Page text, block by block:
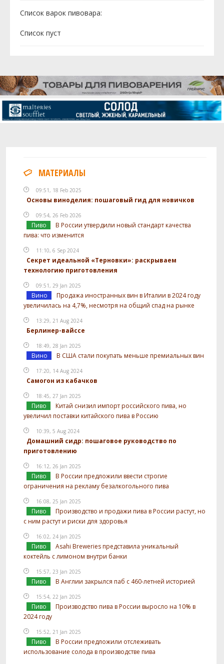
Список варок пивовара:
Cписок пуст
МАТЕРИАЛЫ
09:51, 18 Feb 2025
Основы виноделия: пошаговый гид для новичков
09:54, 26 Feb 2026
Пиво
В России утвердили новый стандарт качества
пива: что изменится
11:10, 6 Sep 2024
Секрет идеальной «Терновки»: раскрываем
технологию приготовления
09:51, 29 Jan 2025
Вино
Продажа иностранных вин в Италии в 2024 году
увеличилась на 4,7%, несмотря на общий спад на рынке
13:29, 21 Aug 2024
Берлинер-вайссе
18:49, 28 Jan 2025
Вино В США стали покупать меньше премиальных вин
17:20, 14 Aug 2024
Самогон из кабачков
18:45, 27 Jan 2025
Пиво
Китай снизил импорт российского пива, но
увеличил поставки китайского пива в Россию
10:39, 5 Aug 2024
Домашний сидр: пошаговое руководство по
приготовлению
16:12, 26 Jan 2025
Пиво
В России предложили ввести строгие
ограничения на рекламу безалкогольного пива
16:08, 25 Jan 2025
Пиво
Производство и продажи пива в России растут, но
с ним растут и риски для здоровья
16:02, 24 Jan 2025
Пиво
Asahi Breweries представила уникальный
коктейль с лимоном внутри банки
15:57, 23 Jan 2025
Пиво В Англии закрылся паб с 460-летней историей
15:54, 22 Jan 2025
Пиво
Производство пива в России выросло на 10% в
2024 году
15:52, 21 Jan 2025
Пиво
В России предложили отслеживать
использование солода в производстве пива